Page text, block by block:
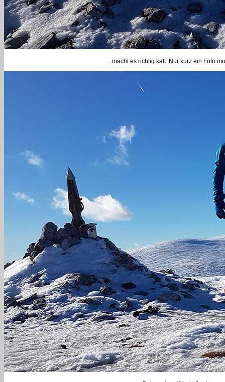
... macht es richtig kalt. Nur kurz ein Foto